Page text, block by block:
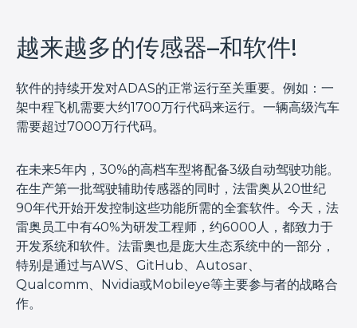
越来越多的传感器–和软件!
软件的持续开发对ADAS的正常运行至关重要。例如：一
架中程飞机需要大约1700万行代码来运行。一辆高级汽车
需要超过7000万行代码。
在未来5年内，30%的高档车型将配备3级自动驾驶功能。
在生产第一批驾驶辅助传感器的同时，法雷奥从20世纪
90年代开始开发控制这些功能所需的全套软件。今天，法
雷奥员工中有40%为研发工程师，约6000人，都致力于
开发系统和软件。法雷奥也是庞大生态系统中的一部分，
特别是通过与AWS、GitHub、Autosar、
Qualcomm、Nvidia或Mobileye等主要参与者的战略合
作。